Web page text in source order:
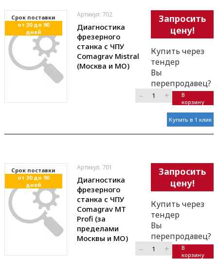
Cрок поставки
от 30 до 90
дней
Артикул: 702
Диагностика
фрезерного
станка с ЧПУ
Comagrav Mistral
(Москва и МО)
Запросить
цену!
Купить через
тендер
Вы
перепродавец?
–
+
В
корзину
Купить в 1 клик
Cрок поставки
от 30 до 90
дней
Артикул: 701
Диагностика
фрезерного
станка с ЧПУ
Comagrav MT
Profi (за
пределами
Москвы и МО)
Запросить
цену!
Купить через
тендер
Вы
перепродавец?
–
+
В
корзину